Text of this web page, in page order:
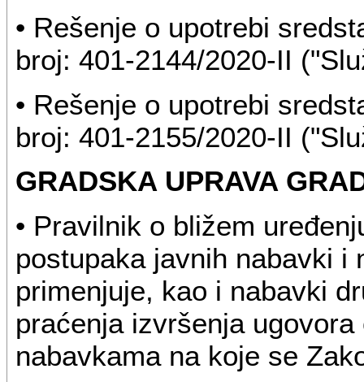
• Rešenje o upotrebi
broj: 401-2144/2020-II
• Rešenje o upotrebi
broj: 401-2155/2020-II
GRADSKA UPRAVA
• Pravilnik o bližem
postupaka javnih nabavki i
primenjuje, kao i nabavki
praćenja izvršenja
nabavkama na koje se